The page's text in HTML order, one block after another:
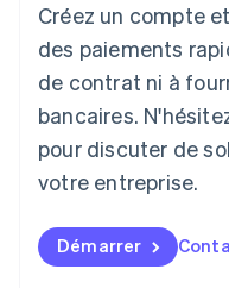
Créez un compte
des paiements
de contrat ni à
bancaires.
pour discuter de
votre entreprise.
Démarrer
Lettonie
English
Liechtenstein
DeutschEnglish
Lituanie
Luxembourg
FrançaisDeutschEnglish
English简体中文
Malte